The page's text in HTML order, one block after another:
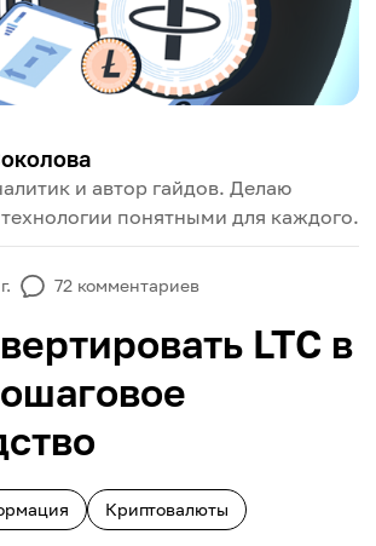
и автор гайдов. Делаю
понятными для каждого.
72 комментариев
LTC в
Криптовалюты